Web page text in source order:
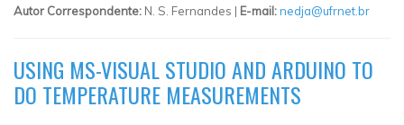
Autor Correspondente: N. S. Fernandes | E-mail:nedja@ufrnet.br
USING MS-VISUAL STUDIO AND ARDUINO TO
DO TEMPERATURE MEASUREMENTS